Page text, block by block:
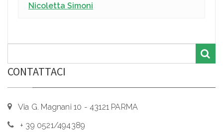
Nicoletta Simoni
CONTATTACI
Via G. Magnani 10 - 43121 PARMA
+ 39 0521/494389